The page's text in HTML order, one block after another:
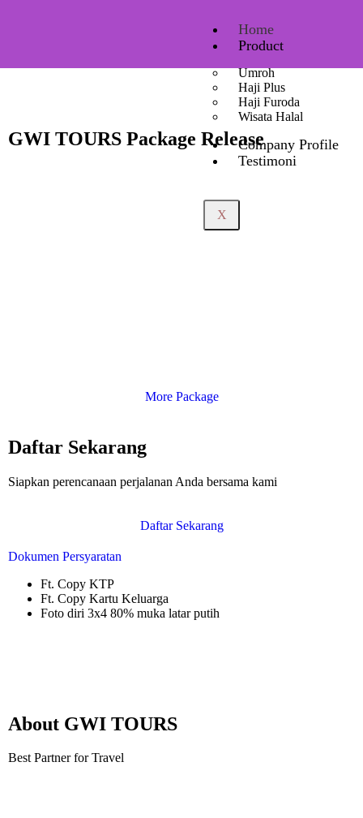
Home
Product
Umroh
Haji Plus
Haji Furoda
Wisata Halal
Company Profile
Testimoni
X
GWI TOURS Package Release
More Package
Daftar Sekarang
Siapkan perencanaan perjalanan Anda bersama kami
Daftar Sekarang
Dokumen Persyaratan
Ft. Copy KTP
Ft. Copy Kartu Keluarga
Foto diri 3x4 80% muka latar putih
About GWI TOURS
Best Partner for Travel